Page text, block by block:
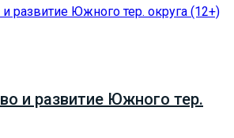
и развитие Южного тер.